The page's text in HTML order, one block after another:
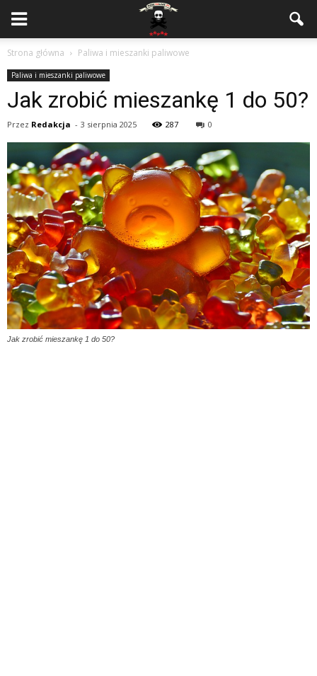
Strona główna Paliwa i mieszanki paliwowe
Paliwa i mieszanki paliwowe
Jak zrobić mieszankę 1 do 50?
Przez Redakcja - 3 sierpnia 2025 287 0
Jak zrobić mieszankę 1 do 50?